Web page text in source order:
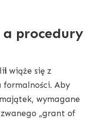
procedury
i wiąże się z
formalności. Aby
wymagane
„grant of